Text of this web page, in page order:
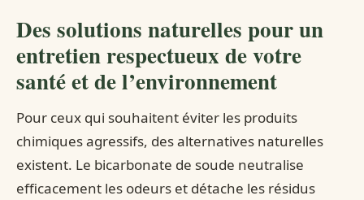
Des solutions naturelles pour un
entretien respectueux de votre
santé et de l’environnement
Pour ceux qui souhaitent éviter les produits
chimiques agressifs, des alternatives naturelles
existent. Le bicarbonate de soude neutralise
efficacement les odeurs et détache les résidus